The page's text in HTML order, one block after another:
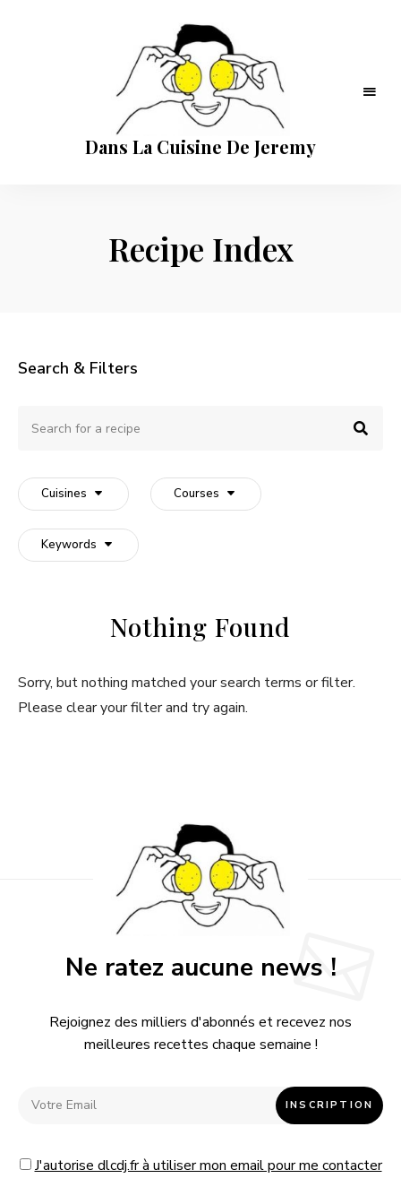
Dans La Cuisine De Jeremy
Recipe Index
Search & Filters
for
recipe:
Cuisines Courses
Keywords
Nothing Found
Sorry, but nothing matched your search terms or filter.
Please clear your filter and try again.
Ne ratez aucune news !
Rejoignez des milliers d'abonnés et recevez nos
meilleures recettes chaque semaine !
J'autorise dlcdj.fr à utiliser mon email pour me contacter